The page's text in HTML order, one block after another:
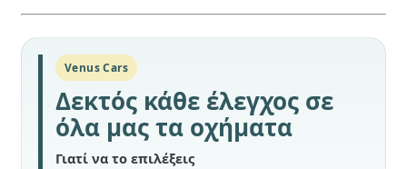
Venus Cars
Δεκτός κάθε έλεγχος σε
όλα μας τα οχήματα
Γιατί να το επιλέξεις